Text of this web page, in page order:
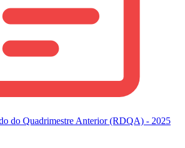
do Quadrimestre Anterior (RDQA) - 2025